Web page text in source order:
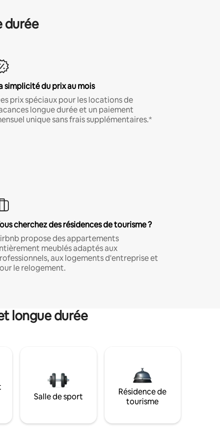
durée
simplicité du prix au mois
prix spéciaux pour les locations de
longue durée et un paiement
unique sans frais supplémentaires.*
cherchez des résidences de tourisme ?
propose des appartements
meublés adaptés aux
aux logements d'entreprise et
le relogement.
longue durée
Salle de sport
Résidence de
tourisme